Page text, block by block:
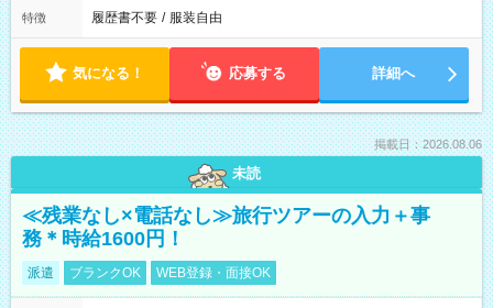
特徴 履歴書不要 / 服装自由
気になる！ 応募する 詳細へ
掲載日：2026.08.06
未読
≪残業なし×電話なし≫旅行ツアーの入力＋事
務＊時給1600円！
派遣 ブランクOK WEB登録・面接OK